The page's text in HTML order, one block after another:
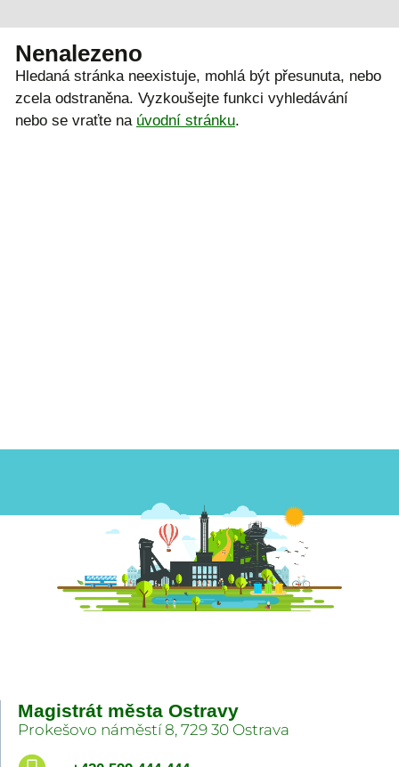
Nenalezeno
Hledaná stránka neexistuje, mohlá být přesunuta, nebo
zcela odstraněna. Vyzkoušejte funkci vyhledávání
nebo se vraťte na úvodní stránku.
Magistrát města Ostravy
Prokešovo náměstí 8, 729 30 Ostrava